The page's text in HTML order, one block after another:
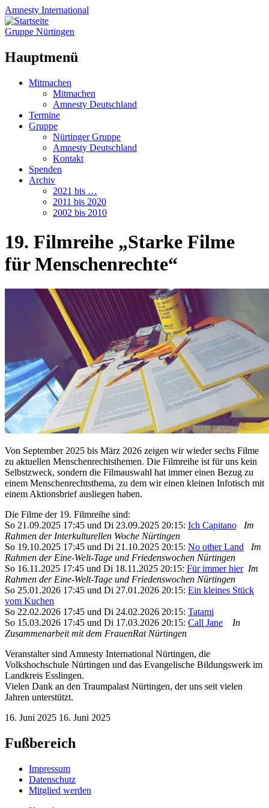
Amnesty International
Gruppe Nürtingen
Hauptmenü
Zum
Mitmachen
Mitmachen
Amnesty Deutschland
Termine
Gruppe
Nürtinger Gruppe
Amnesty Deutschland
Kontakt
Spenden
Archiv
2021 bis …
2011 bis 2020
2002 bis 2010
19. Filmreihe „Starke Filme
für Menschenrechte“
Von September 2025 bis März 2026 zeigen wir wieder sechs Filme
zu aktuellen Menschenrechtsthemen. Die Filmreihe ist für uns kein
Selbstzweck, sondern die Filmauswahl hat immer einen Bezug zu
einem Menschenrechtsthema, zu dem wir einen kleinen Infotisch mit
einem Aktionsbrief ausliegen haben.
Die Filme der 19. Filmreihe sind:
So 21.09.2025 17:45 und Di 23.09.2025 20:15: Ich Capitano
Im
Rahmen der Interkulturellen Woche Nürtingen
So 19.10.2025 17:45 und Di 21.10.2025 20:15: No other Land
Im
Rahmen der Eine-Welt-Tage und Friedenswochen Nürtingen
So 16.11.2025 17:45 und Di 18.11.2025 20:15: Für immer hier Im
Rahmen der Eine-Welt-Tage und Friedenswochen Nürtingen
So 25.01.2026 17:45 und Di 27.01.2026 20:15: Ein kleines Stück
vom Kuchen
So 22.02.2026 17:45 und Di 24.02.2026 20:15: Tatami
So 15.03.2026 17:45 und Di 17.03.2026 20:15: Call Jane
In
Zusammenarbeit mit dem FrauenRat Nürtingen
Veranstalter sind Amnesty International Nürtingen, die
Volkshochschule Nürtingen und das Evangelische Bildungswerk im
Landkreis Esslingen.
Vielen Dank an den Traumpalast Nürtingen, der uns seit vielen
Jahren unterstützt.
16. Juni 2025 16. Juni 2025
Fußbereich
Impressum
Datenschutz
Mitglied werden